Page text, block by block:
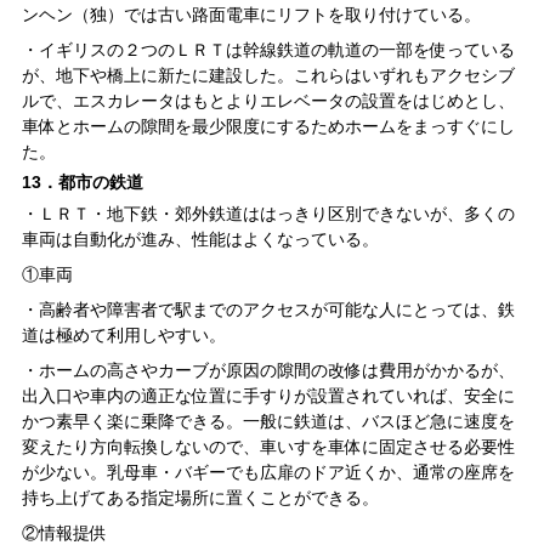
ンヘン（独）では古い路面電車にリフトを取り付けている。
・イギリスの２つのＬＲＴは幹線鉄道の軌道の一部を使っている
が、地下や橋上に新たに建設した。これらはいずれもアクセシブ
ルで、エスカレータはもとよりエレベータの設置をはじめとし、
車体とホームの隙間を最少限度にするためホームをまっすぐにし
た。
13．都市の鉄道
・ＬＲＴ・地下鉄・郊外鉄道ははっきり区別できないが、多くの
車両は自動化が進み、性能はよくなっている。
①車両
・高齢者や障害者で駅までのアクセスが可能な人にとっては、鉄
道は極めて利用しやすい。
・ホームの高さやカーブが原因の隙間の改修は費用がかかるが、
出入口や車内の適正な位置に手すりが設置されていれば、安全に
かつ素早く楽に乗降できる。一般に鉄道は、バスほど急に速度を
変えたり方向転換しないので、車いすを車体に固定させる必要性
が少ない。乳母車・バギーでも広扉のドア近くか、通常の座席を
持ち上げてある指定場所に置くことができる。
②情報提供